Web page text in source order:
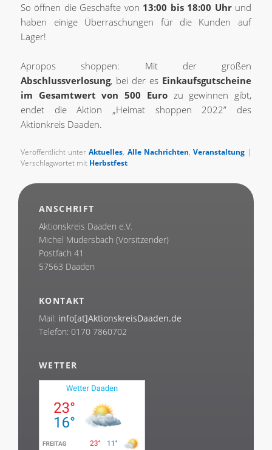
So öffnen die Geschäfte von 13:00 bis 18:00 Uhrund
haben einige Überraschungen für die Kunden auf
Lager!
Apropos shoppen: Mit der großen
Abschlussverlosung, bei der es Einkaufsgutscheine
im Gesamtwert von 500 Eurozu gewinnen gibt,
endet die Aktion „Heimat shoppen 2022” des
Aktionkreis Daaden.
Veröffentlicht unterAktuelles, Alle Nachrichten, Veranstaltung|
Verschlagwortet mit Herbstfest
ANSCHRIFT
Aktionskreis Daaden e.V.
Michel Mudersbach (Vorsitzender)
Postfach 41
57563 Daaden
KONTAKT
Mail: info[at]AktionskreisDaaden.de
Telefon: 0170 7860702
WETTER